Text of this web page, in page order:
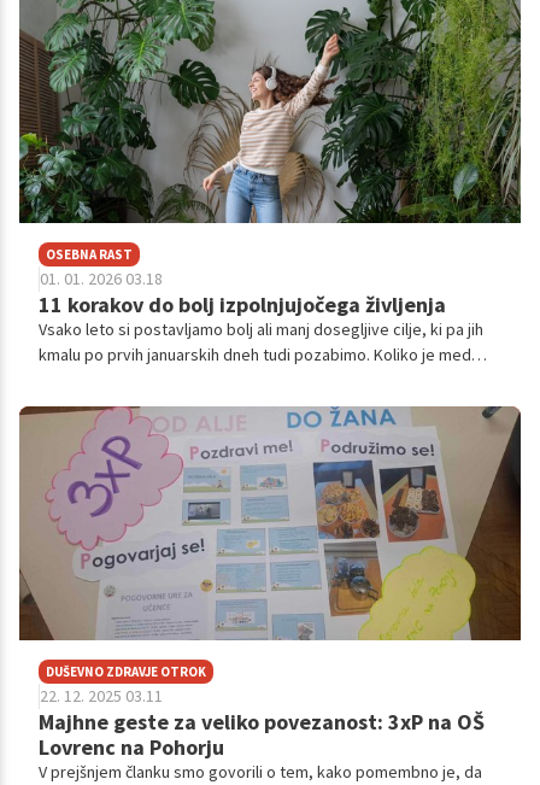
januarja 2025 pomemben mejnik pri obvladovanju bolezni. Že
takrat so pediatri na stroške obveznega zdravstvenega
zavarovanja lahko cepili otroke, rojene februarja 2024 in
kasneje.
OSEBNA RAST
01. 01. 2026 03.18
11 korakov do bolj izpolnjujočega življenja
Vsako leto si postavljamo bolj ali manj dosegljive cilje, ki pa jih
kmalu po prvih januarskih dneh tudi pozabimo. Koliko je med
da bi se znali bolje postaviti zase, da bi poiskali družbo
navdihujočih ljudi, da ne bi bili tako zahtevni do sebe ... Verjetno
ste se vsaj v kakšni od naštetih idej prepoznali. Predstavljamo
vam 11 bistvenih zapovedi, ki jih je vredno upoštevati, če želite
nekaj storiti za svoje čustveno blagostanje in bolj izpolnjujoče
življenje.
DUŠEVNO ZDRAVJE OTROK
22. 12. 2025 03.11
Majhne geste za veliko povezanost: 3xP na OŠ
Lovrenc na Pohorju
V prejšnjem članku smo govorili o tem, kako pomembno je, da